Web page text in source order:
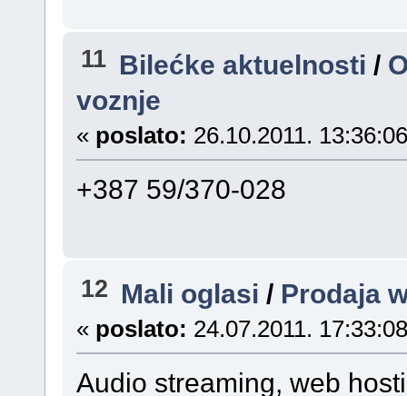
11 Bilećke aktuelnosti /
voznje
« poslato: 26.10.2011.
+387 59/370-028
12 Mali oglasi / Prodaja
« poslato: 24.07.2011.
Audio streaming, web